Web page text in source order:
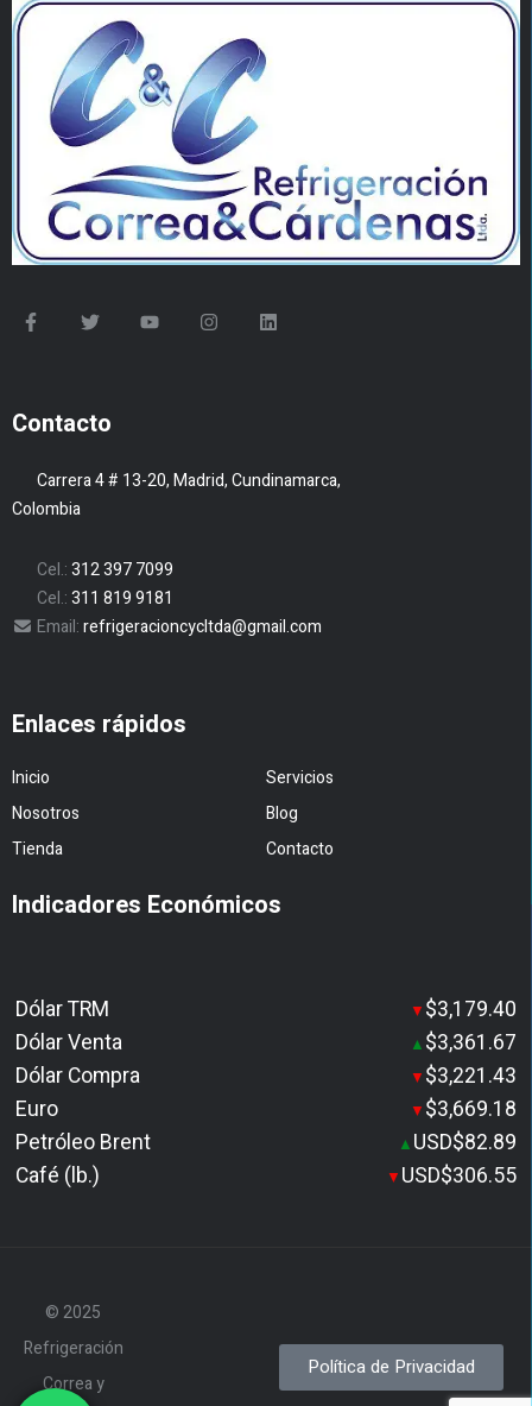
Contacto
Carrera 4 # 13-20, Madrid, Cundinamarca,
Colombia
Cel.:312 397 7099
Cel.:311 819 9181
Email:refrigeracioncycltda@gmail.com
Enlaces rápidos
Inicio
Servicios
Nosotros
Blog
Tienda
Contacto
Indicadores Económicos
Dólar TRM ▼ $3,179.40
Dólar Venta
▲ $3,361.67
Dólar Compra
▼ $3,221.43
Euro
▼ $3,669.18
Petróleo Brent
▲ USD$82.89
Café (lb.)
▼ USD$306.55
© 2025
Refrigeración
Correa y
Política de Privacidad